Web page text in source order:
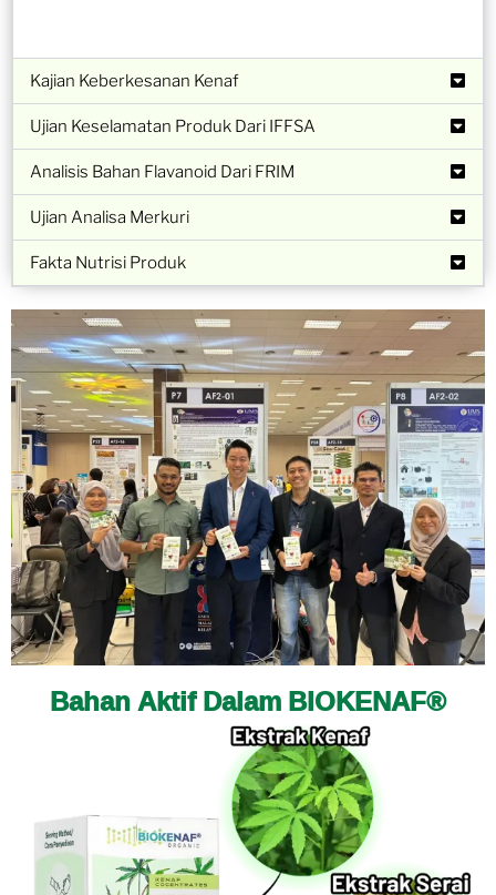
Kajian Keberkesanan Kenaf
Ujian Keselamatan Produk Dari IFFSA
Analisis Bahan Flavanoid Dari FRIM
Ujian Analisa Merkuri
Fakta Nutrisi Produk
Bahan Aktif Dalam BIOKENAF®